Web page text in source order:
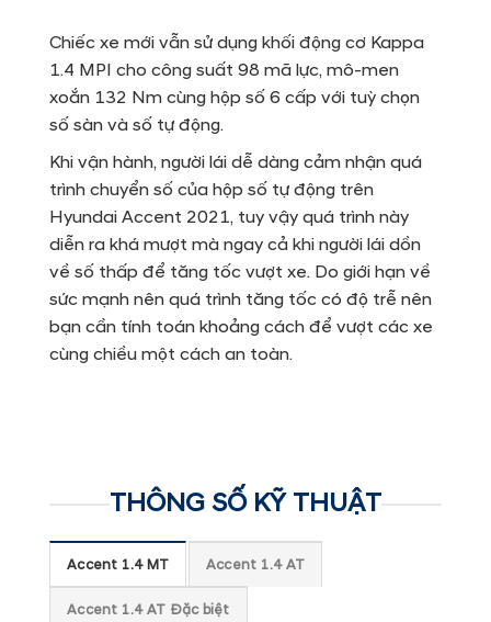
Chiếc xe mới vẫn sử dụng khối động cơ Kappa
1.4 MPI cho công suất 98 mã lực, mô-men
xoắn 132 Nm cùng hộp số 6 cấp với tuỳ chọn
số sàn và số tự động.
Khi vận hành, người lái dễ dàng cảm nhận quá
trình chuyển số của hộp số tự động trên
Hyundai Accent 2021, tuy vậy quá trình này
diễn ra khá mượt mà ngay cả khi người lái dồn
về số thấp để tăng tốc vượt xe. Do giới hạn về
sức mạnh nên quá trình tăng tốc có độ trễ nên
bạn cần tính toán khoảng cách để vượt các xe
cùng chiều một cách an toàn.
THÔNG SỐ KỸ THUẬT
Accent 1.4 MT Accent 1.4 AT
Accent 1.4 AT Đặc biệt